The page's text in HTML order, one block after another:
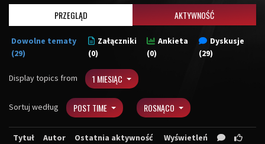
PRZEGLĄD AKTYWNOŚĆ
Dowolne tematy
(29)
Załączniki
(0)
Ankieta
(0)
Dyskusje
(29)
Display topics from 1 MIESIĄC
Sortuj według POST TIME ROSNĄCO
Tytuł Autor Ostatnia aktywność Wyświetleń